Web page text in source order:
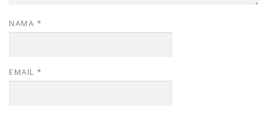
NAMA *
EMAIL *